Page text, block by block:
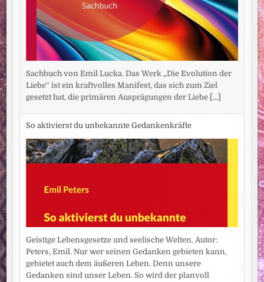
Sachbuch von Emil Lucka. Das Werk „Die Evolution der
Liebe“ ist ein kraftvolles Manifest, das sich zum Ziel
gesetzt hat, die primären Ausprägungen der Liebe [...]
So aktivierst du unbekannte Gedankenkräfte
Geistige Lebensgesetze und seelische Welten. Autor:
Peters, Emil. Nur wer seinen Gedanken gebieten kann,
gebietet auch dem äußeren Leben. Denn unsere
Gedanken sind unser Leben. So wird der planvoll